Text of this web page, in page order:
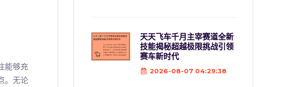
能够充
。无论
天天飞车千月主宰赛道全新
技能揭秘超越极限挑战引领
赛车新时代
2026-08-07 04:29:38